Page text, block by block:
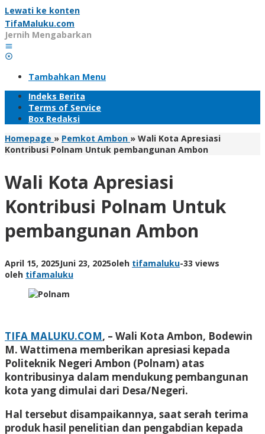
Lewati ke konten
TifaMaluku.com
Jernih Mengabarkan
Tambahkan Menu
Indeks Berita
Terms of Service
Box Redaksi
Homepage » Pemkot Ambon » Wali Kota Apresiasi
Kontribusi Polnam Untuk pembangunan Ambon
Wali Kota Apresiasi
Kontribusi Polnam Untuk
pembangunan Ambon
April 15, 2025Juni 23, 2025oleh tifamaluku-33 views
oleh tifamaluku
TIFA MALUKU.COM, – Wali Kota Ambon, Bodewin
M. Wattimena memberikan apresiasi kepada
Politeknik Negeri Ambon (Polnam) atas
kontribusinya dalam mendukung pembangunan
kota yang dimulai dari Desa/Negeri.
Hal tersebut disampaikannya, saat serah terima
produk hasil penelitian dan pengabdian kepada